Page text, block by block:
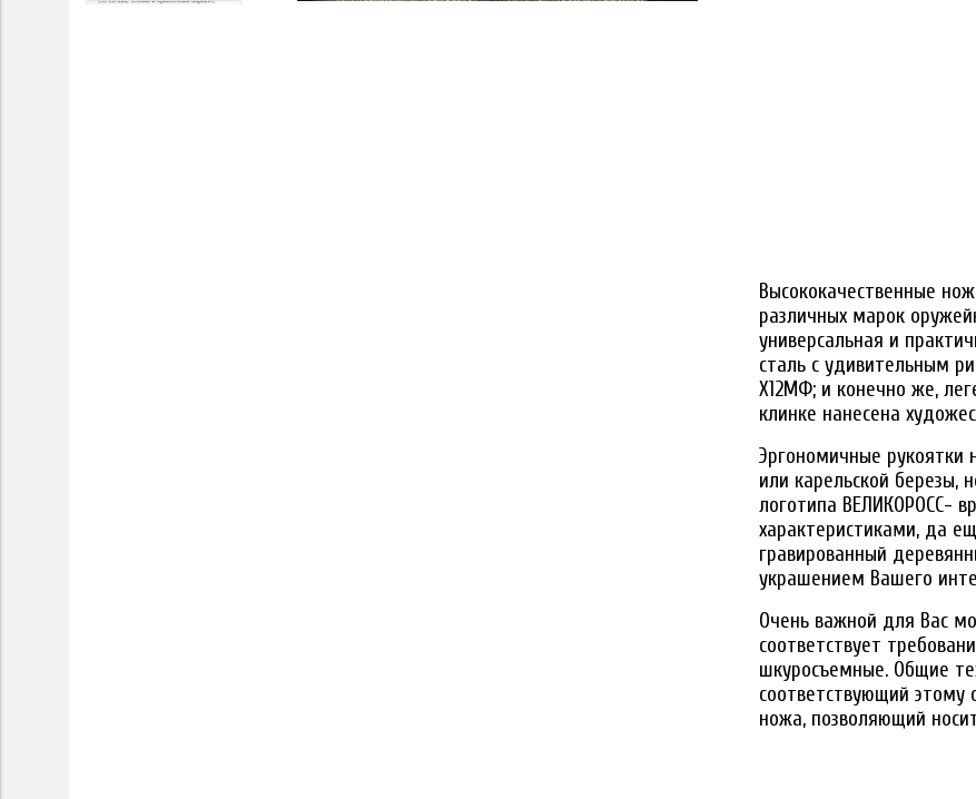
Высококачественные
различных марок
универсальная и
сталь с удивительным
Х12МФ; и конечно же,
клинке нанесена
Эргономичные рукоятки
или карельской березы,
логотипа ВЕЛИКОРОСС-
характеристиками, да
гравированный
украшением Вашего
Очень важной для Вас
соответствует
шкуросъемные. Общие
соответствующий
ножа, позволяющий